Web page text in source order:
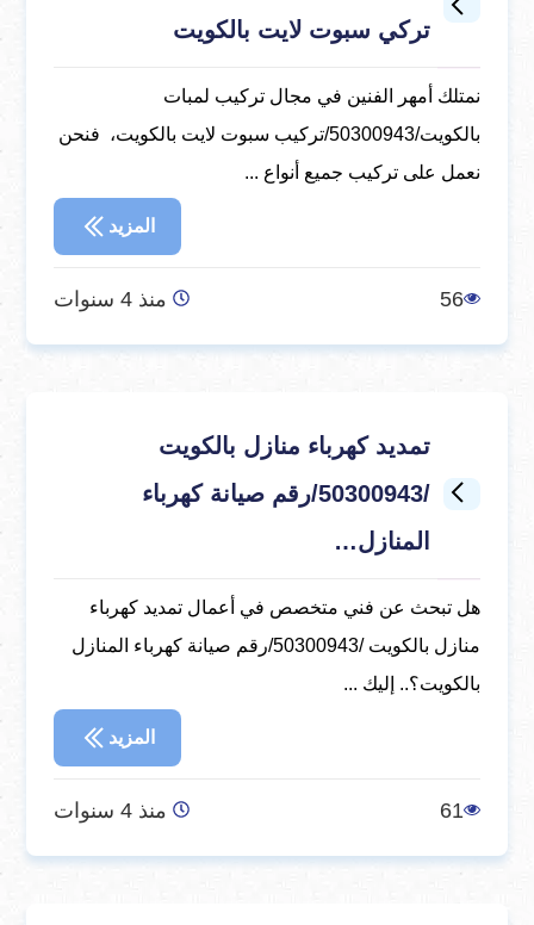
تركي سبوت لايت بالكويت
نمتلك أمهر الفنين في مجال تركيب لمبات
بالكويت/50300943/تركيب سبوت لايت بالكويت، فنحن
نعمل على تركيب جميع أنواع ...
المزيد
56 منذ 4 سنوات
تمديد كهرباء منازل بالكويت
/50300943/رقم صيانة كهرباء
المنازل…
هل تبحث عن فني متخصص في أعمال تمديد كهرباء
منازل بالكويت /50300943/رقم صيانة كهرباء المنازل
بالكويت؟.. إليك ...
المزيد
61 منذ 4 سنوات